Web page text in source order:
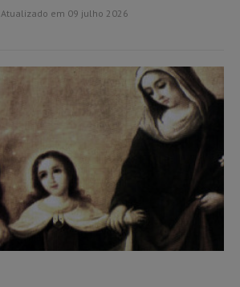
Atualizado em 09 julho 2026